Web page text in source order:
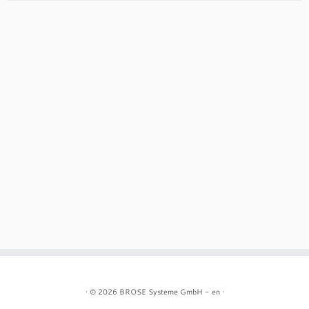
· © 2026 BROSE Systeme GmbH - en·